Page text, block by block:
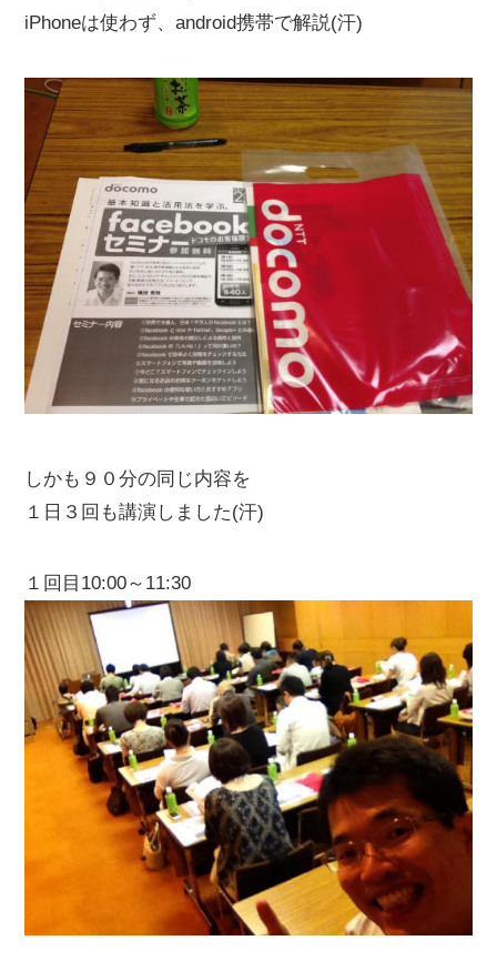
iPhoneは使わず、android携帯で解説(汗)
しかも９０分の同じ内容を
１日３回も講演しました(汗)
１回目10:00～11:30